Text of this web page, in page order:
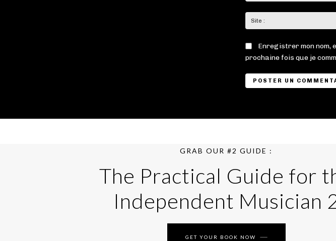
Enregistrer mon nom,
prochaine fois que je
GRAB OUR #2 GUIDE :
The Practical Guide for
Independent Musician
GET YOUR BOOK NOW